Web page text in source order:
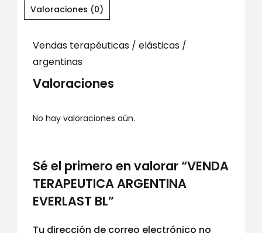
Valoraciones (0)
Vendas terapéuticas / elásticas /
argentinas
Valoraciones
No hay valoraciones aún.
Sé el primero en valorar “VENDA
TERAPEUTICA ARGENTINA
EVERLAST BL”
Tu dirección de correo electrónico no